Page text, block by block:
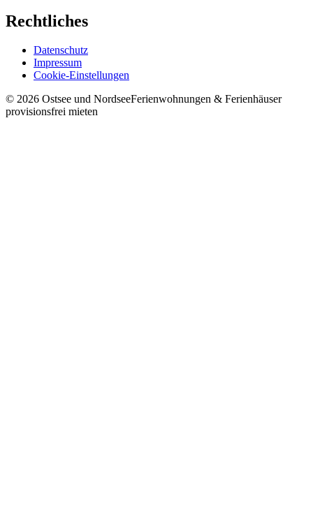
Rechtliches
Datenschutz
Impressum
Cookie-Einstellungen
© 2026 Ostsee und NordseeFerienwohnungen & Ferienhäuser
provisionsfrei mieten